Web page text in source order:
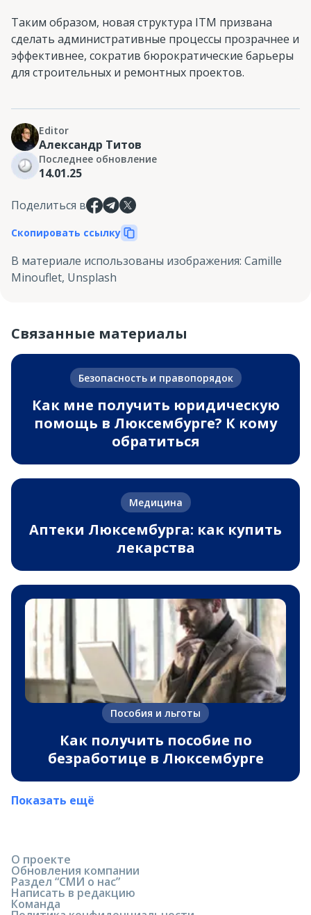
Таким образом, новая структура ITM призвана
сделать административные процессы прозрачнее и
эффективнее, сократив бюрократические барьеры
для строительных и ремонтных проектов.
Editor
Александр Титов
Последнее обновление
14.01.25
Поделиться в
Скопировать ссылку
В материале использованы изображения: Camille
Minouflet, Unsplash
Связанные материалы
Безопасность и правопорядок
Как мне получить юридическую
помощь в Люксембурге? К кому
обратиться
Медицина
Аптеки Люксембурга: как купить
лекарства
Пособия и льготы
Как получить пособие по
безработице в Люксембурге
Показать ещё
О проекте
Обновления компании
Раздел “СМИ о нас”
Написать в редакцию
Команда